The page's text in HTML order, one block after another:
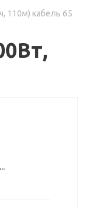
110м) кабель 65